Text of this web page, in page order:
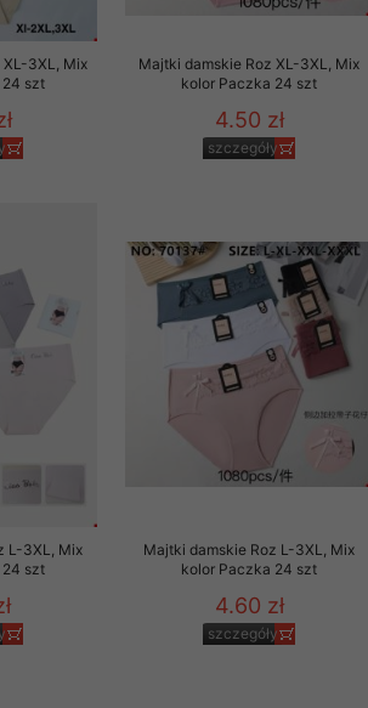
3XL, Mix
szt
Majtki damskie Roz XL-3XL, Mix
kolor Paczka 24 szt
4.50 zł
szczegóły
L-3XL, Mix
szt
Majtki damskie Roz L-3XL, Mix
kolor Paczka 24 szt
4.60 zł
szczegóły